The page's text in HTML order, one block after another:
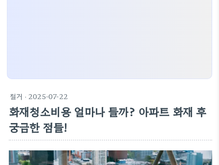
철거 · 2025-07-22
화재청소비용 얼마나 들까? 아파트 화재 후
궁금한 점들!